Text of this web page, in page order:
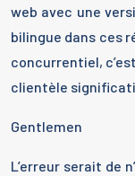
web avec une
bilingue dans ces
concurrentiel,
clientèle
Gentlemen
L’erreur serait de